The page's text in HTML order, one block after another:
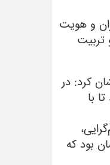
و هویت
تربیت
خاطرنشان کرد: در
با
بود که